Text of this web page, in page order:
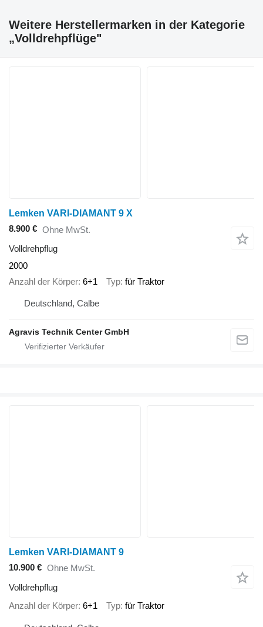
Weitere Herstellermarken in der Kategorie
„Volldrehpflüge"
Lemken VARI-DIAMANT 9 X
8.900 € Ohne MwSt.
Volldrehpflug
2000
Anzahl der Körper 6+1 Typ für Traktor
Deutschland, Calbe
Agravis Technik Center GmbH
Lemken VARI-DIAMANT 9
10.900 € Ohne MwSt.
Volldrehpflug
Anzahl der Körper 6+1 Typ für Traktor